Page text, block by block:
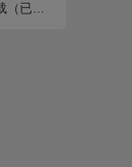
试）